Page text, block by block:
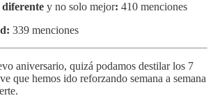
diferente y no solo mejor: 410 menciones
339 menciones
aniversario, quizá podamos destilar los 7
que hemos ido reforzando semana a semana